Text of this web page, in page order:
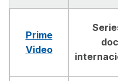
Prime
Video